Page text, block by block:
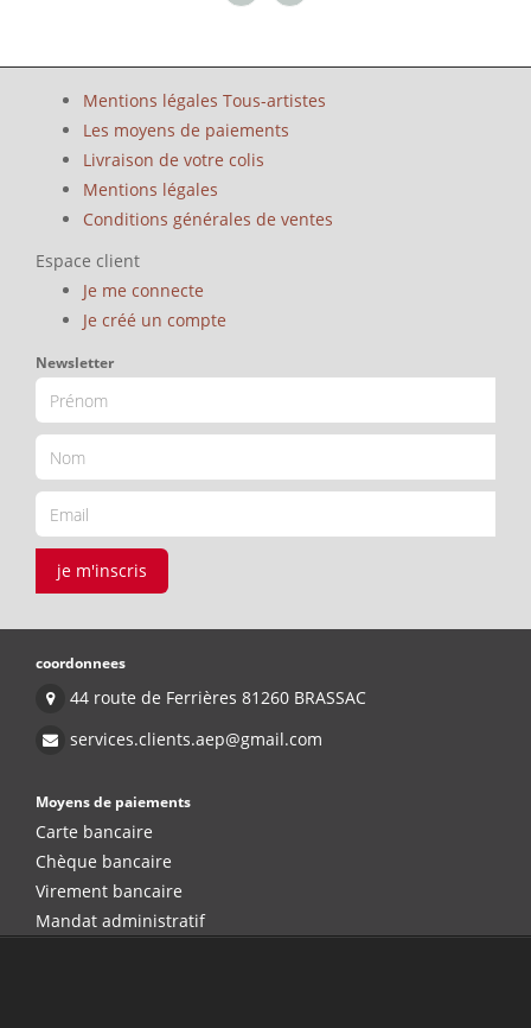
Mentions légales Tous-artistes
Les moyens de paiements
Livraison de votre colis
Mentions légales
Conditions générales de ventes
Espace client
Je me connecte
Je créé un compte
Newsletter
je m'inscris
coordonnees
44 route de Ferrières 81260 BRASSAC
services.clients.aep@gmail.com
Moyens de paiements
Carte bancaire
Chèque bancaire
Virement bancaire
Mandat administratif